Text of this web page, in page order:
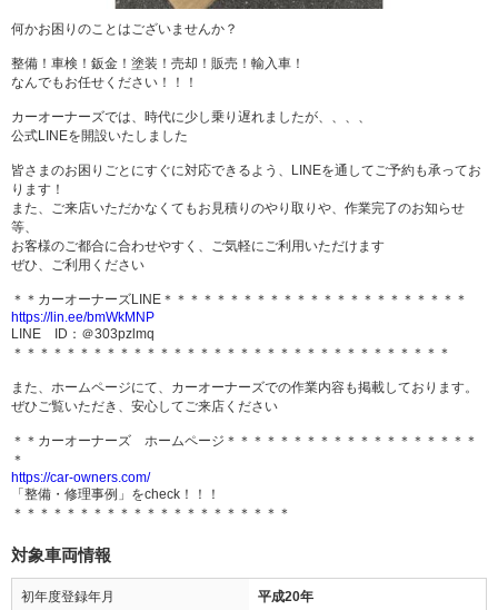
何かお困りのことはございませんか？
整備！車検！鈑金！塗装！売却！販売！輸入車！
なんでもお任せください！！！
カーオーナーズでは、時代に少し乗り遅れましたが、、、、
公式LINEを開設いたしました
皆さまのお困りごとにすぐに対応できるよう、LINEを通してご予約も承ってお
ります！
また、ご来店いただかなくてもお見積りのやり取りや、作業完了のお知らせ
等、
お客様のご都合に合わせやすく、ご気軽にご利用いただけます
ぜひ、ご利用ください
＊＊カーオーナーズLINE＊＊＊＊＊＊＊＊＊＊＊＊＊＊＊＊＊＊＊＊＊＊＊
https://lin.ee/bmWkMNP
LINE ID：＠303pzlmq
＊＊＊＊＊＊＊＊＊＊＊＊＊＊＊＊＊＊＊＊＊＊＊＊＊＊＊＊＊＊＊＊＊
また、ホームページにて、カーオーナーズでの作業内容も掲載しております。
ぜひご覧いただき、安心してご来店ください
＊＊カーオーナーズ ホームページ＊＊＊＊＊＊＊＊＊＊＊＊＊＊＊＊＊＊＊
＊
https://car-owners.com/
「整備・修理事例」をcheck！！！
＊＊＊＊＊＊＊＊＊＊＊＊＊＊＊＊＊＊＊＊＊
対象車両情報
初年度登録年月 平成20年